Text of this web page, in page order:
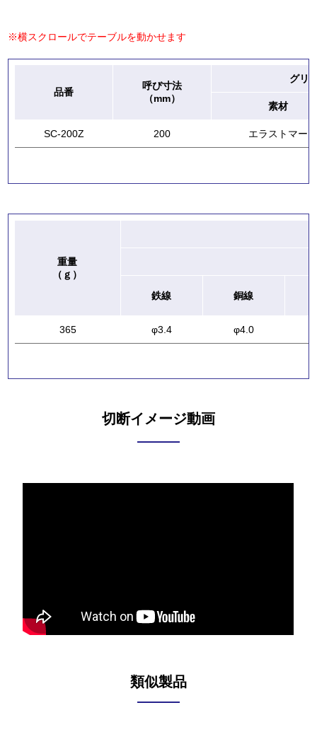
※横スクロールでテーブルを動かせます
品番
呼び寸法
（mm）
グリ
素材
SC-200Z 200 エラストマー
重量
（ｇ）
鉄線
銅線
365 φ3.4 φ4.0
切断イメージ動画
類似製品